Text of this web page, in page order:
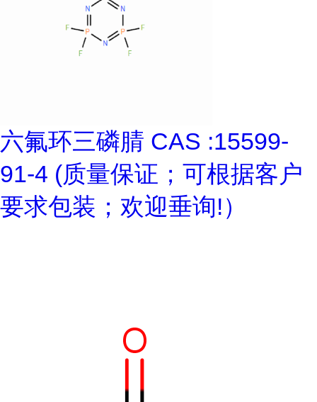
六氟环三磷腈 CAS :15599-
91-4 (质量保证；可根据客户
要求包装；欢迎垂询!）